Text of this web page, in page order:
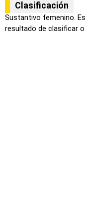
Clasificación
Sustantivo femenino.
resultado de clasificar o